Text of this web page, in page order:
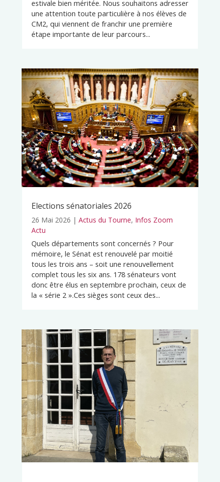
estivale bien méritée. Nous souhaitons adresser
une attention toute particulière à nos élèves de
CM2, qui viennent de franchir une première
étape importante de leur parcours...
Elections sénatoriales 2026
26 Mai 2026 | Actus du Tourne, Infos Zoom
Actu
Quels départements sont concernés ? Pour
mémoire, le Sénat est renouvelé par moitié
tous les trois ans – soit une renouvellement
complet tous les six ans. 178 sénateurs vont
donc être élus en septembre prochain, ceux de
la « série 2 ».Ces sièges sont ceux des...